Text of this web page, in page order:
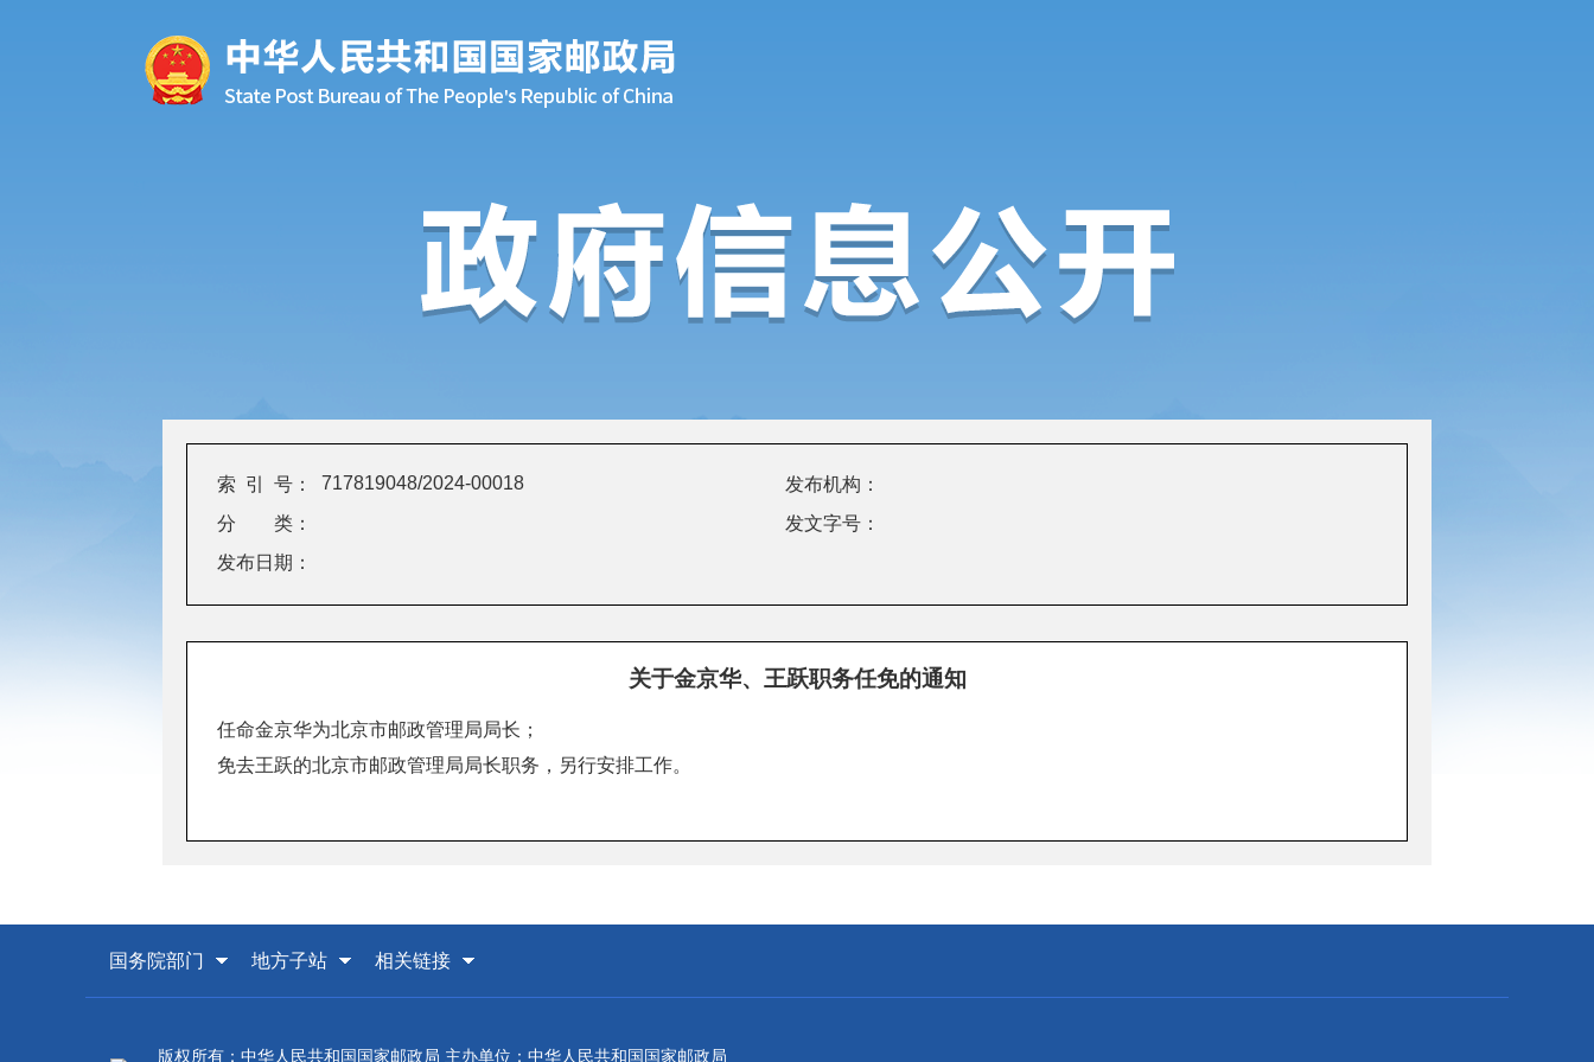
索 引 号： 717819048/2024-00018
发布机构：
分 类：
发文字号：
发布日期：
关于金京华、王跃职务任免的通知
任命金京华为北京市邮政管理局局长；
免去王跃的北京市邮政管理局局长职务，另行安排工作。
国务院部门 地方子站 相关链接
版权所有：中华人民共和国国家邮政局 主办单位：中华人民共和国国家邮政局